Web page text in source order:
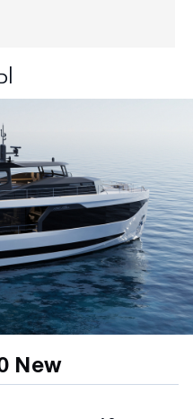
дверь в раме из
стали
в передней части по
освещение
из
New